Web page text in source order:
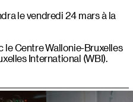
le vendredi 24 mars à la
le Centre Wallonie-Bruxelles
International (WBI).